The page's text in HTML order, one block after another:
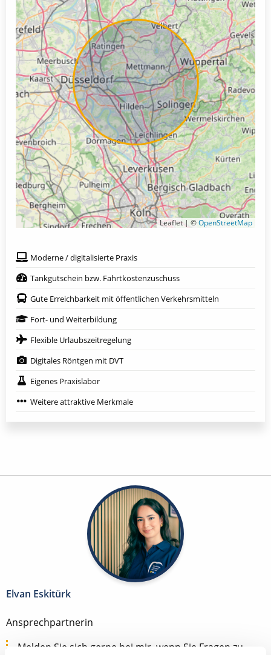
Leaflet | ©OpenStreetMap
Moderne / digitalisierte Praxis
Tankgutschein bzw. Fahrtkostenzuschuss
Gute Erreichbarkeit mit öffentlichen Verkehrsmitteln
Fort- und Weiterbildung
Flexible Urlaubszeitregelung
Digitales Röntgen mit DVT
Eigenes Praxislabor
Weitere attraktive Merkmale
Elvan Eskitürk
Ansprechpartnerin
Melden Sie sich gerne bei mir, wenn Sie Fragen zu